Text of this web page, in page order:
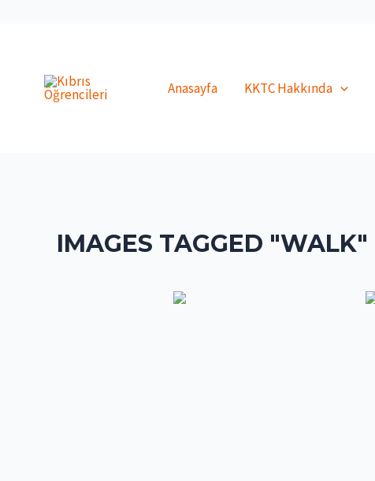
Anasayfa
KKTC Hakkında
IMAGES TAGGED "WALK"